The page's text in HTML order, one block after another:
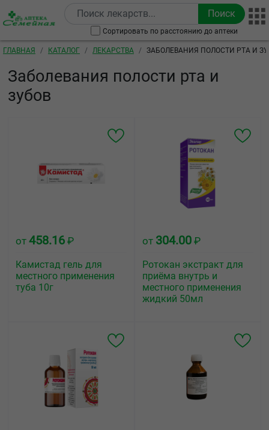
Сортировать по расстоянию до аптеки
Строка навигации
ГЛАВНАЯ КАТАЛОГ ЛЕКАРСТВА ЗАБОЛЕВАНИЯ ПОЛОСТИ РТА И
Заболевания полости рта и
зубов
от 458.16 ₽
Камистад гель для
местного применения
туба 10г
от 304.00 ₽
Ротокан экстракт для
приёма внутрь и
местного применения
жидкий 50мл